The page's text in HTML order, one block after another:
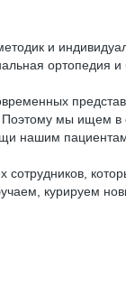
и
ортопедия
мы ищем в
нашим
курируем